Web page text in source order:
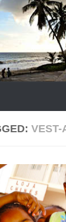
VEST-